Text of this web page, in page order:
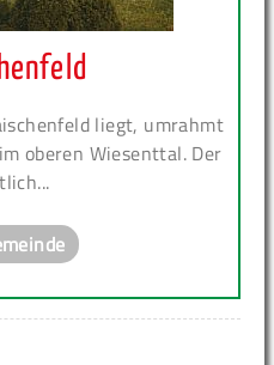
liegt, umrahmt
oberen Wiesenttal. Der